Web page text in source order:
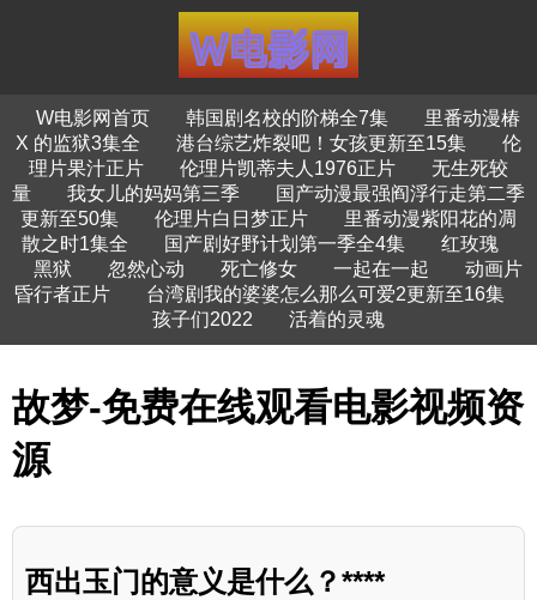
W电影网首页 韩国剧名校的阶梯全7集
里番动漫椿
X 的监狱3集全
港台综艺炸裂吧！女孩更新至15集
伦
理片果汁正片
伦理片凯蒂夫人1976正片
无生死较
量
我女儿的妈妈第三季
国产动漫最强阎浮行走第二季
更新至50集
伦理片白日梦正片
里番动漫紫阳花的凋
散之时1集全
国产剧好野计划第一季全4集
红玫瑰
黑狱
忽然心动 死亡修女 一起在一起
动画片
昏行者正片
台湾剧我的婆婆怎么那么可爱2更新至16集
孩子们2022
活着的灵魂
故梦-免费在线观看电影视频资
源
西出玉门的意义是什么？****